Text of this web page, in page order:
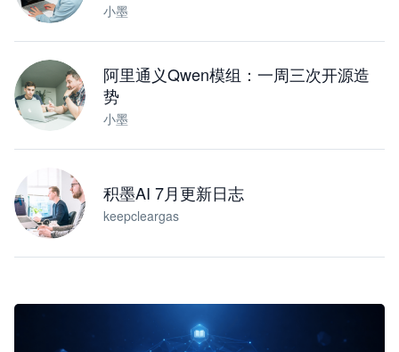
小墨
阿里通义Qwen模组：一周三次开源造
势
小墨
积墨AI 7月更新日志
keepcleargas